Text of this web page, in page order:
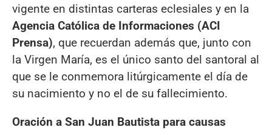
vigente en distintas carteras eclesiales y en la
Agencia Católica de Informaciones (ACI
Prensa), que recuerdan además que, junto con
la Virgen María, es el único santo del santoral al
que se le conmemora litúrgicamente el día de
su nacimiento y no el de su fallecimiento.
Oración a San Juan Bautista para causas